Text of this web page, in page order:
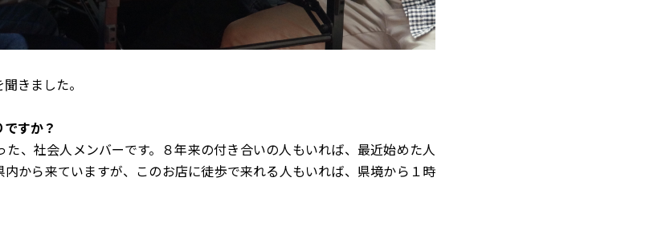
きました。
ですか？
、社会人メンバーです。８年来の付き合いの人もいれば、最近始めた人
内から来ていますが、このお店に徒歩で来れる人もいれば、県境から１時